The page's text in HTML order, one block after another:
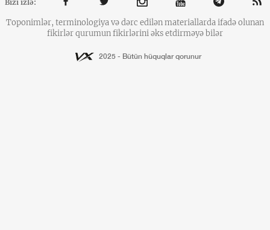
Bizi izlə:
Toponimlər, terminologiya və dərc edilən materiallarda ifadə olunan
fikirlər qurumun fikirlərini əks etdirməyə bilər
2025 - Bütün hüquqlar qorunur